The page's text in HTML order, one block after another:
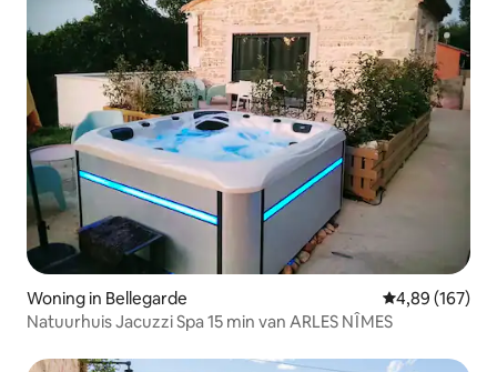
Woning in Bellegarde Gemiddelde
4,89 (167)
Natuurhuis Jacuzzi Spa 15 min van ARLES NÎMES